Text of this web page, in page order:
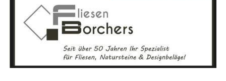
neu­es Wis­sen ver­mit­telt, son­dern auch dein spi­ri­tu­el­les
Bewusst­sein erwei­tert. Besu­che unser Lese­r­ECHO-Eso­
te­rik-Por­tal und fin­de dei­ne Quel­le der Inspi­ra­ti­on!
Gemein­sam kön­nen wir die Magie der Eso­te­rik erle­ben
und eine tie­fe­re Ver­bin­dung zu uns selbst und der Welt
um uns her­um aufbauen.
werks­be­trie­be bis hin zu Spe­zia­lis­ten für ener­ge­ti­sche
Sanie­run­gen – die Bau­mes­se bie­tet für jeden Bau­in­ter­es­
sier­ten und Heim­wer­ker das pas­sen­de Ange­bot. Der
direk­te Aus­tausch mit Fach­leu­ten und das Ein­ho­len ers­
ter Ange­bo­te machen die Mes­se beson­ders attrak­tiv, vor
allem in einer so gro­ßen Regi­on wie dem Emsland.